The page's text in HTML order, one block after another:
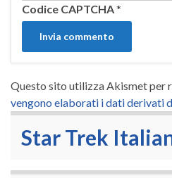
Codice CAPTCHA*
Questo sito utilizza Akismet per
vengono elaborati i dati derivati
Star Trek